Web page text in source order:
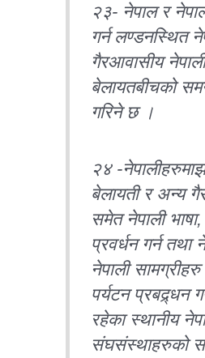
२३- नेपाल र
गर्न लण्डनस्थित
गैरआवासीय
बेलायतबीचको
गरिने छ ।
२४ -
बेलायती र अन्य
समेत नेपाली
प्रवर्धन गर्न तथा
नेपाली
पर्यटन प्रबद्र्धन
रहेका स्थानीय
संघसंस्थाहरुको